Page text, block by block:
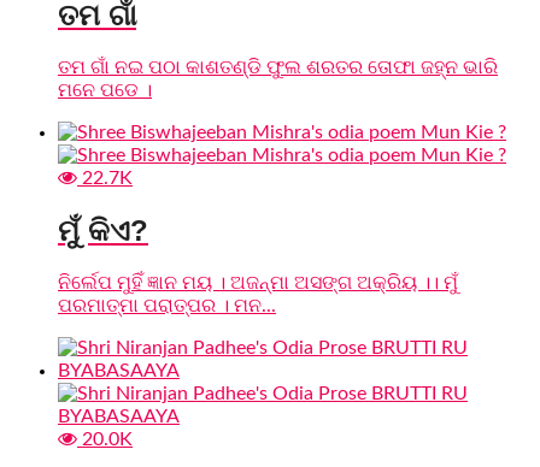
ତମ ଗାଁ
ତମ ଗାଁ ନଇ ପଠା କାଶତଣ୍ଡି ଫୁଲ ଶରତର ତୋଫା ଜହ୍ନ ଭାରି
ମନେ ପଡେ ।
22.7K
ମୁଁ କିଏ?
ନିର୍ଲେପ ମୁହିଁ ଜ୍ଞାନ ମୟ । ଅଜନ୍ମା ଅସଙ୍ଗ ଅକ୍ରିୟ ।। ମୁଁ
ପରମାତ୍ମା ପରାତ୍ପର । ମନ...
20.0K